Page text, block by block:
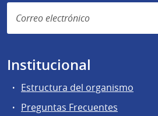
Institucional
Estructura del organismo
Preguntas Frecuentes